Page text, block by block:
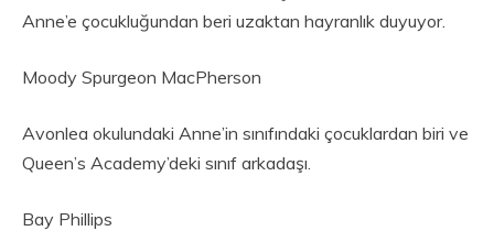
Anne’e çocukluğundan beri uzaktan hayranlık duyuyor.
Moody Spurgeon MacPherson
Avonlea okulundaki Anne’in sınıfındaki çocuklardan biri ve
Queen’s Academy’deki sınıf arkadaşı.
Bay Phillips